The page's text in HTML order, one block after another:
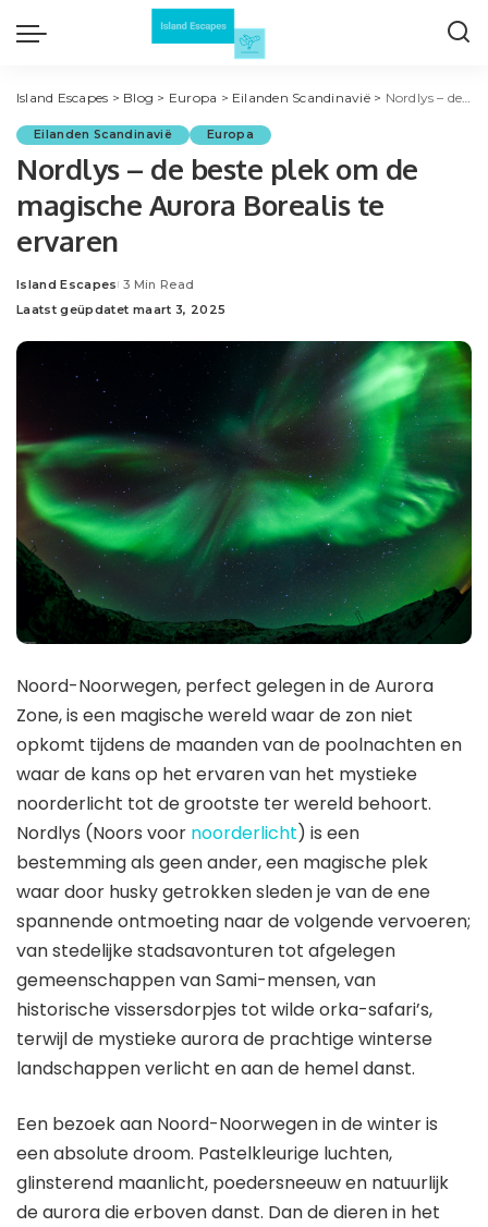
Island Escapes > Blog > Europa > Eilanden Scandinavië> Nordlys – de beste plek om de magische Aurora Borealis te ervaren
Eilanden Scandinavië Europa
Nordlys – de beste plek om de
magische Aurora Borealis te
ervaren
Posted
by
Island Escapes 3 Min Read
Laatst geüpdatet maart 3, 2025
Noord-Noorwegen, perfect gelegen in de Aurora
Zone, is een magische wereld waar de zon niet
opkomt tijdens de maanden van de poolnachten en
waar de kans op het ervaren van het mystieke
noorderlicht tot de grootste ter wereld behoort.
Nordlys (Noors voor noorderlicht) is een
bestemming als geen ander, een magische plek
waar door husky getrokken sleden je van de ene
spannende ontmoeting naar de volgende vervoeren;
van stedelijke stadsavonturen tot afgelegen
gemeenschappen van Sami-mensen, van
historische vissersdorpjes tot wilde orka-safari’s,
terwijl de mystieke aurora de prachtige winterse
landschappen verlicht en aan de hemel danst.
Een bezoek aan Noord-Noorwegen in de winter is
een absolute droom. Pastelkleurige luchten,
glinsterend maanlicht, poedersneeuw en natuurlijk
de aurora die erboven danst. Dan de dieren in het